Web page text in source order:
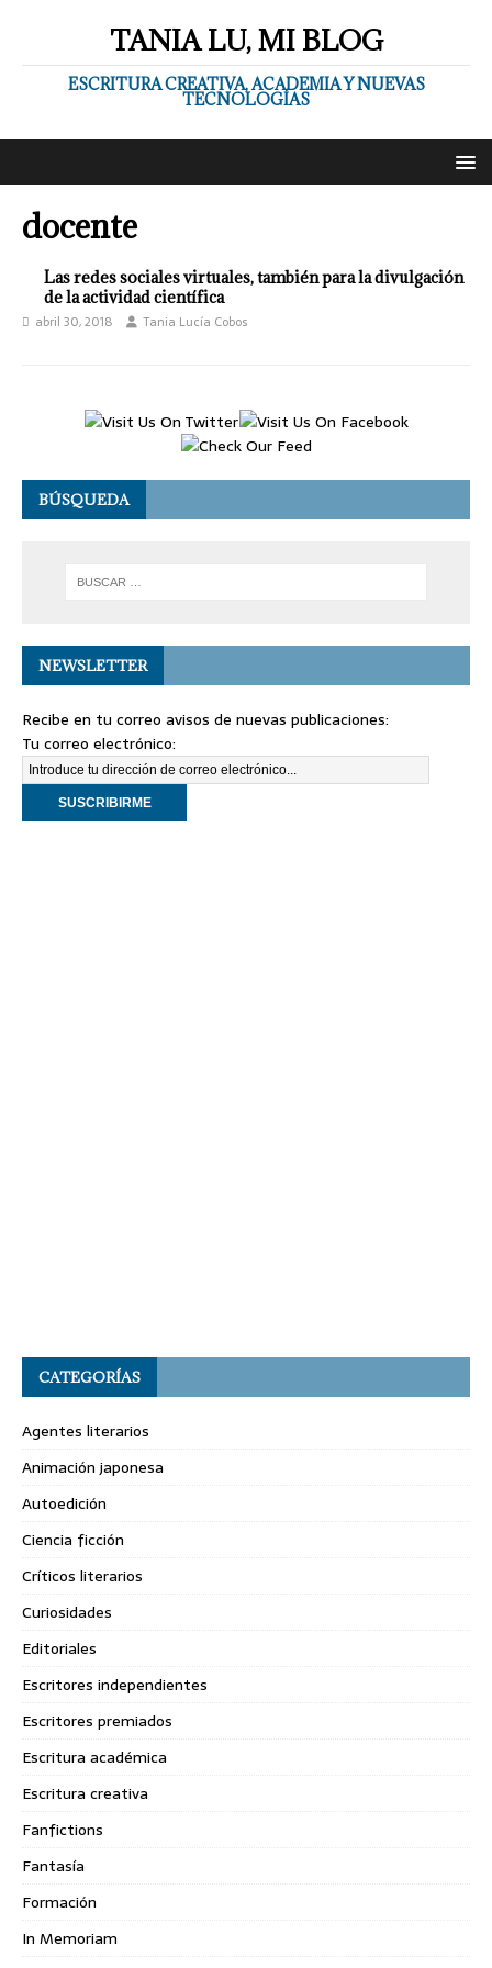
TANIA LU, MI BLOG
ESCRITURA CREATIVA, ACADEMIA Y NUEVAS
TECNOLOGÍAS
docente
Las redes sociales virtuales, también para la divulgación
de la actividad científica
abril 30, 2018 Tania Lucía Cobos
BÚSQUEDA
NEWSLETTER
Recibe en tu correo avisos de nuevas publicaciones:
Tu correo electrónico:
CATEGORÍAS
Agentes literarios
Animación japonesa
Autoedición
Ciencia ficción
Críticos literarios
Curiosidades
Editoriales
Escritores independientes
Escritores premiados
Escritura académica
Escritura creativa
Fanfictions
Fantasía
Formación
In Memoriam